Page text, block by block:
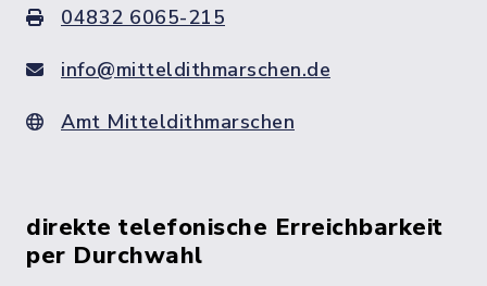
04832 6065-215
info@mitteldithmarschen.de
Amt Mitteldithmarschen
direkte telefonische Erreichbarkeit
per Durchwahl